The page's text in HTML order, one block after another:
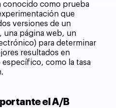
conocido como prueba
que
versiones de un
una página web, un
para determinar
resultados en
como la tasa
el A/B